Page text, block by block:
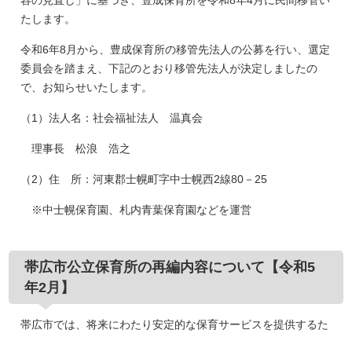
たします。
令和6年8月から、豊成保育所の移管先法人の公募を行い、選定
委員会を踏まえ、下記のとおり移管先法人が決定しましたの
で、お知らせいたします。
（1）法人名：社会福祉法人 温真会
理事長 松浪 浩之
（2）住 所：河東郡士幌町字中士幌西2線80－25
※中士幌保育園、札内青葉保育園などを運営
帯広市公立保育所の再編内容について【令和5
年2月】
帯広市では、将来にわたり安定的な保育サービスを提供するた